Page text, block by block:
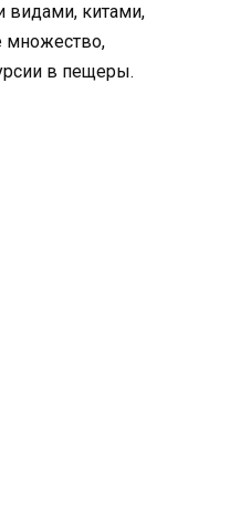
видами, китами,
множество,
в пещеры.